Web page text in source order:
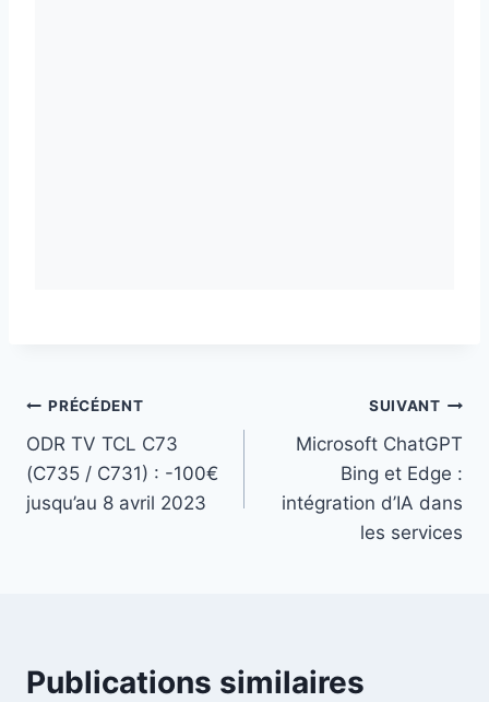
Navigation
de
l’article
PRÉCÉDENT
ODR TV TCL C73
(C735 / C731) : -100€
jusqu’au 8 avril 2023
SUIVANT
Microsoft ChatGPT
Bing et Edge :
intégration d’IA dans
les services
Publications similaires